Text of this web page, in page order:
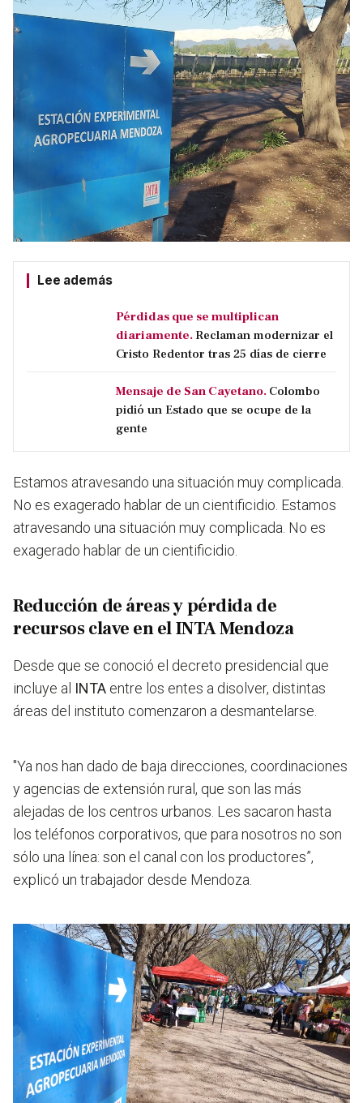
Lee además
Pérdidas que se multiplican
diariamente. Reclaman modernizar el
Cristo Redentor tras 25 días de cierre
Mensaje de San Cayetano. Colombo
pidió un Estado que se ocupe de la
gente
Estamos atravesando una situación muy complicada.
No es exagerado hablar de un cientificidio. Estamos
atravesando una situación muy complicada. No es
exagerado hablar de un cientificidio.
Reducción de áreas y pérdida de
recursos clave en el INTA Mendoza
Desde que se conoció el decreto presidencial que
incluye al INTA entre los entes a disolver, distintas
áreas del instituto comenzaron a desmantelarse.
"Ya nos han dado de baja direcciones, coordinaciones
y agencias de extensión rural, que son las más
alejadas de los centros urbanos. Les sacaron hasta
los teléfonos corporativos, que para nosotros no son
sólo una línea: son el canal con los productores”,
explicó un trabajador desde Mendoza.